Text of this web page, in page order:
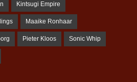
Kintsugi Empire
Maaike Ronhaar
Pieter Kloos Sonic Whip